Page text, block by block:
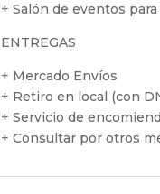
+ Salón de eventos
ENTREGAS
+ Mercado Envíos
+ Retiro en local (con
+ Servicio de
+ Consultar por otros